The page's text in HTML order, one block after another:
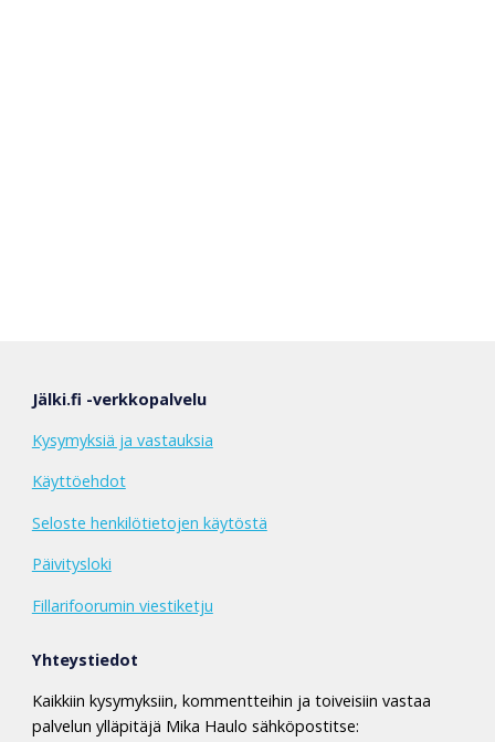
Jälki.fi -verkkopalvelu
Kysymyksiä ja vastauksia
Käyttöehdot
Seloste henkilötietojen käytöstä
Päivitysloki
Fillarifoorumin viestiketju
Yhteystiedot
Kaikkiin kysymyksiin, kommentteihin ja toiveisiin vastaa
palvelun ylläpitäjä Mika Haulo sähköpostitse: